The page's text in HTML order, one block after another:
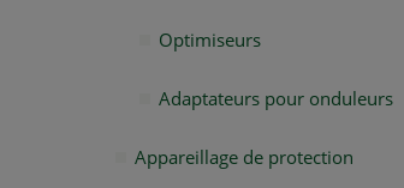
Optimiseurs
Adaptateurs pour onduleurs
Appareillage de protection